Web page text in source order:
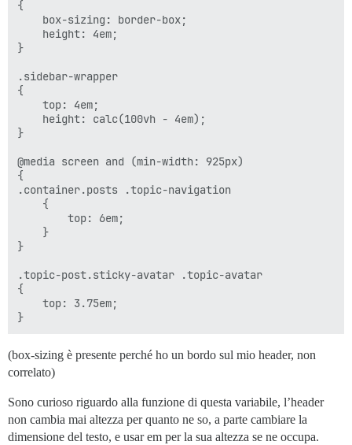
{
    box-sizing: border-box;
    height: 4em;
}
.sidebar-wrapper
{
    top: 4em;
    height: calc(100vh - 4em);
}
@media screen and (min-width: 925px)
{
.container.posts .topic-navigation
    {
        top: 6em;
    }
}
.topic-post.sticky-avatar .topic-avatar
{
    top: 3.75em;
(box-sizing è presente perché ho un bordo sul mio header, non
correlato)
Sono curioso riguardo alla funzione di questa variabile, l’header
non cambia mai altezza per quanto ne so, a parte cambiare la
dimensione del testo, e usar em per la sua altezza se ne occupa.